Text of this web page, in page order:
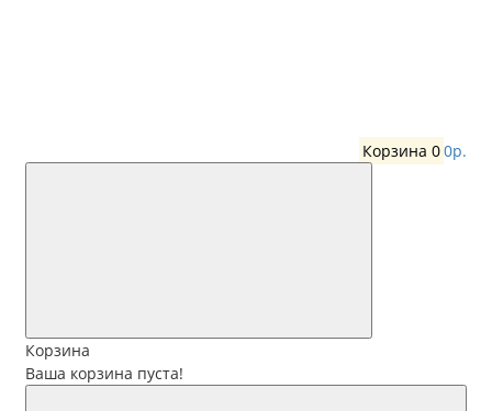
Корзина 00р.
Корзина
Ваша корзина пуста!